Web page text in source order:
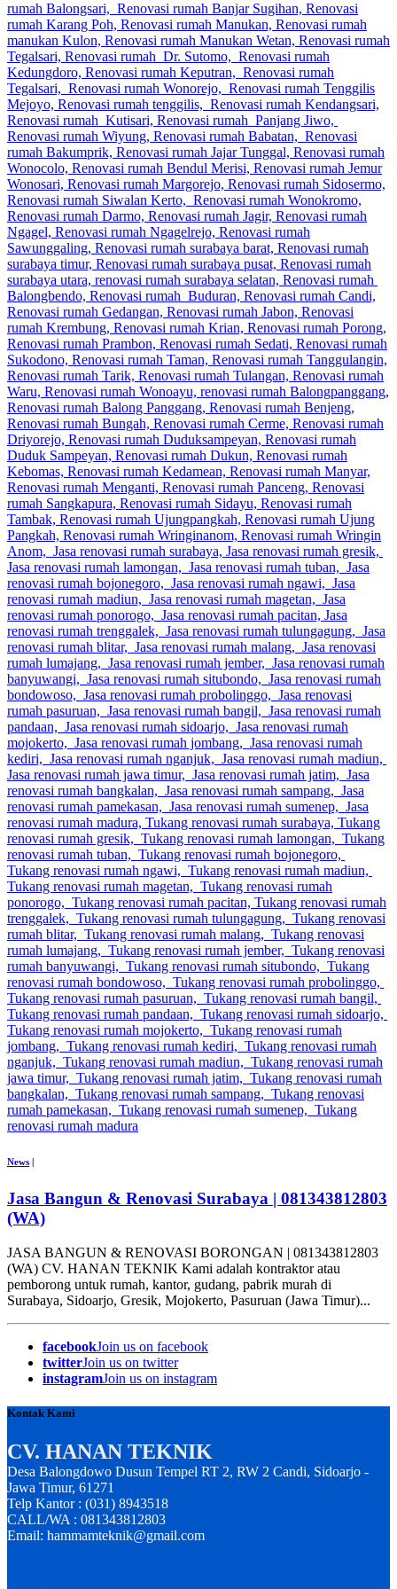
News
Jasa Bangun & Renovasi Surabaya | 081343812803
(WA)
JASA BANGUN & RENOVASI BORONGAN | 081343812803
(WA) CV. HANAN TEKNIK Kami adalah kontraktor atau
pemborong untuk rumah, kantor, gudang, pabrik murah di
Surabaya, Sidoarjo, Gresik, Mojokerto, Pasuruan (Jawa Timur)...
facebookJoin us on facebook
twitterJoin us on twitter
instagramJoin us on instagram
Kontak Kami
CV. HANAN TEKNIK
Desa Balongdowo Dusun Tempel RT 2, RW 2 Candi, Sidoarjo -
Jawa Timur, 61271
Telp Kantor : (031) 8943518
CALL/WA : 081343812803
Email: hammamteknik@gmail.com